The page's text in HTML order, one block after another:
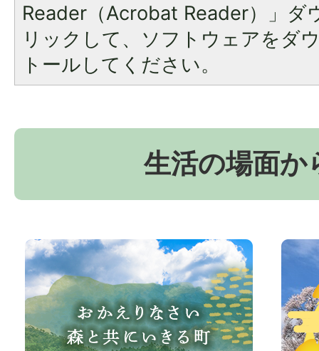
Reader（Acrobat Reader）」ダ
リックして、ソフトウェアをダ
トールしてください。
生活の場面か
お
か
え
り
京
波
町